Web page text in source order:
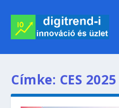
Címke: CES 2025